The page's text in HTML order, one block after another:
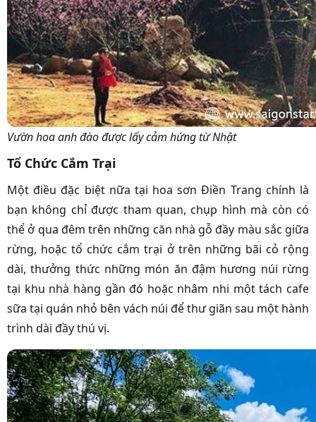
Vườn hoa anh đào được lấy cảm hứng từ Nhật
Tổ Chức Cắm Trại
Một điều đặc biệt nữa tại hoa sơn Điền Trang chính là
bạn không chỉ được tham quan, chụp hình mà còn có
thể ở qua đêm trên những căn nhà gỗ đầy màu sắc giữa
rừng, hoặc tổ chức cắm trại ở trên những bãi cỏ rộng
dài, thưởng thức những món ăn đậm hương núi rừng
tại khu nhà hàng gần đó hoặc nhâm nhi một tách cafe
sữa tại quán nhỏ bên vách núi để thư giãn sau một hành
trình dài đầy thú vị.